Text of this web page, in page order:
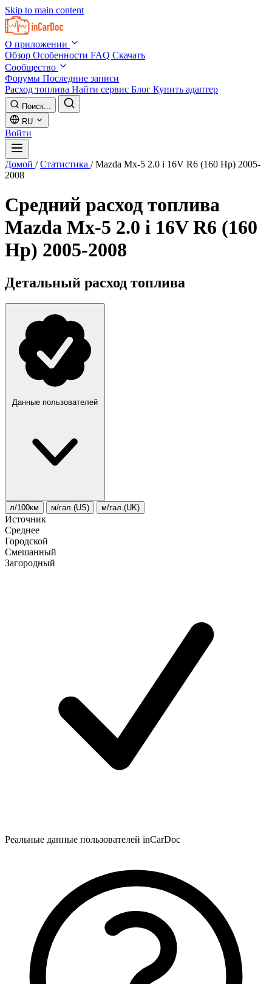
Skip to main content
О приложении
Обзор Особенности FAQ Скачать
Сообщество
Форумы Последние записи
Расход топлива Найти сервис Блог Купить адаптер
Поиск...
RU
Войти
Домой / Статистика / Mazda Mx-5 2.0 i 16V R6 (160 Hp) 2005-
2008
Средний расход топлива
Mazda Mx-5 2.0 i 16V R6 (160
Hp) 2005-2008
Детальный расход топлива
Данные пользователей
л/100км м/гал.(US) м/гал.(UK)
Источник
Среднее
Городской
Смешанный
Загородный
Реальные данные пользователей inCarDoc